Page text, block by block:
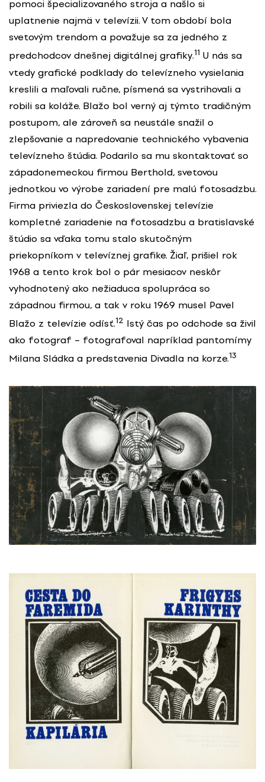
pomoci špecializovaného stroja a našlo si
uplatnenie najmä v televízii. V tom období bola
svetovým trendom a považuje sa za jedného z
predchodcov dnešnej digitálnej grafiky.11 U nás sa
vtedy grafické podklady do televízneho vysielania
kreslili a maľovali ručne, písmená sa vystrihovali a
robili sa koláže. Blažo bol verný aj týmto tradičným
postupom, ale zároveň sa neustále snažil o
zlepšovanie a napredovanie technického vybavenia
televízneho štúdia. Podarilo sa mu skontaktovať so
západonemeckou firmou Berthold, svetovou
jednotkou vo výrobe zariadení pre malú fotosadzbu.
Firma priviezla do Československej televízie
kompletné zariadenie na fotosadzbu a bratislavské
štúdio sa vďaka tomu stalo skutočným
priekopníkom v televíznej grafike. Žiaľ, prišiel rok
1968 a tento krok bol o pár mesiacov neskôr
vyhodnotený ako nežiaduca spolupráca so
západnou firmou, a tak v roku 1969 musel Pavel
Blažo z televízie odísť.12 Istý čas po odchode sa živil
ako fotograf – fotografoval napríklad pantomímy
Milana Sládka a predstavenia Divadla na korze.13